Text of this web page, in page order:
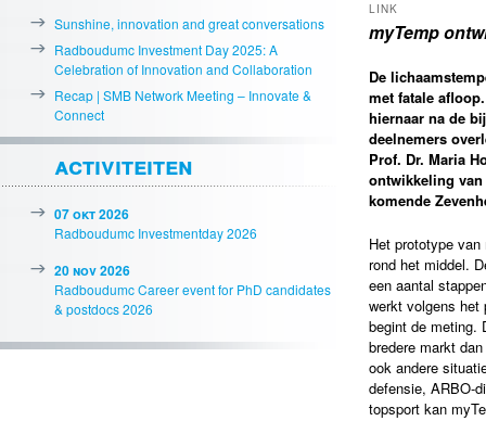
inhoud
inhoud
LINK
myTemp
De
met fatale
hiernaar na de
deelnemers
Prof. Dr. Maria
ontwikkeling van
komende
Het prototype
rond het middel.
een aantal
werkt volgens het
begint de meting.
bredere markt
ook andere
defensie, ARBO-
topsport kan
Sunshine, innovation and great conversations
Radboudumc Investment Day 2025: A
Celebration of Innovation and Collaboration
Recap | SMB Network Meeting – Innovate &
Connect
activiteiten
07 okt 2026
Radboudumc Investmentday 2026
20 nov 2026
Radboudumc Career event for PhD candidates
& postdocs 2026